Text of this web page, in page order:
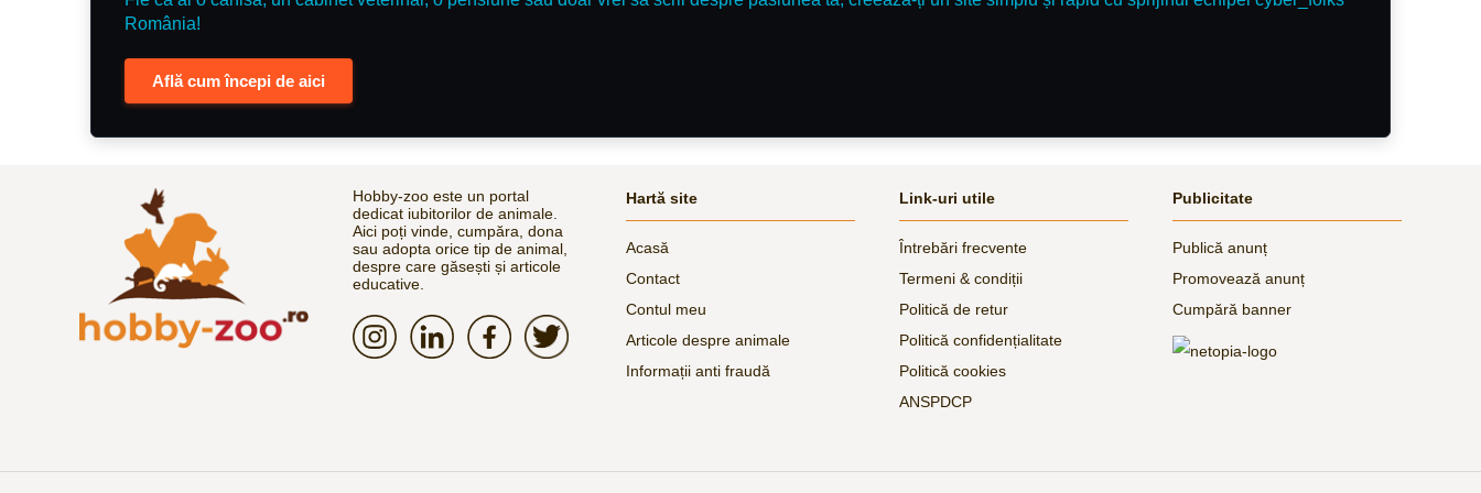
România!
Află cum începi de aici
Hobby-zoo este un portal
dedicat iubitorilor de animale.
Aici poți vinde, cumpăra, dona
sau adopta orice tip de animal,
despre care găsești și articole
educative.
Hartă site
Acasă
Contact
Contul meu
Articole despre animale
Informații anti fraudă
Link-uri utile
Întrebări frecvente
Termeni & condiții
Politică de retur
Politică confidențialitate
Politică cookies
ANSPDCP
Publicitate
Publică anunț
Promovează anunț
Cumpără banner